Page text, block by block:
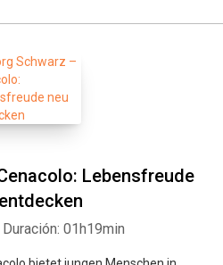
Lebensfreude
Duración: 01h19min